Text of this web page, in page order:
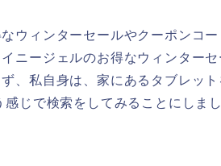
ウィンターセールやクーポンコ
ニージェルのお得なウィンター
、私自身は、家にあるタブレッ
じで検索をしてみることにしまし